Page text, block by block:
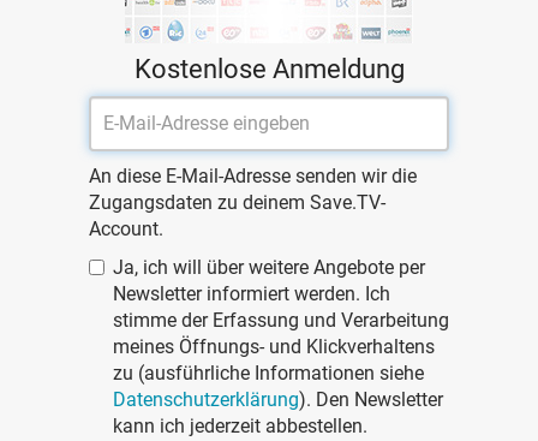
Kostenlose Anmeldung
An diese E-Mail-Adresse senden wir die
Zugangsdaten zu deinem Save.TV-
Account.
Ja, ich will über weitere Angebote per
Newsletter informiert werden. Ich
stimme der Erfassung und Verarbeitung
meines Öffnungs- und Klickverhaltens
zu (ausführliche Informationen siehe
Datenschutzerklärung). Den Newsletter
kann ich jederzeit abbestellen.